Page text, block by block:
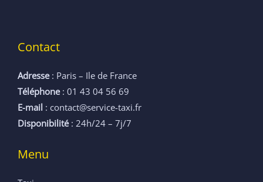
Contact
Adresse: Paris – Ile de France
Téléphone: 01 43 04 56 69
E-mail : contact@service-taxi.fr
Disponibilité: 24h/24 – 7j/7
Menu